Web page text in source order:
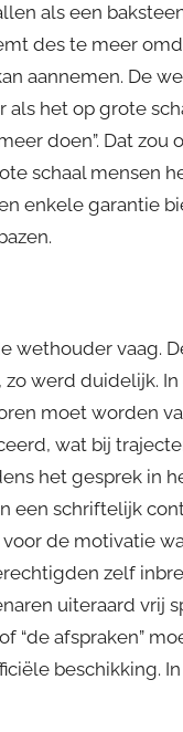
als een
des te meer
aannemen. De
het op grote
doen”. Dat
schaal mensen
enkele garantie
wethouder vaag.
werd duidelijk.
moet worden
wat bij
het gesprek in
schriftelijk
voor de motivatie
zelf
uiteraard vrij
“de afspraken”
beschikking.